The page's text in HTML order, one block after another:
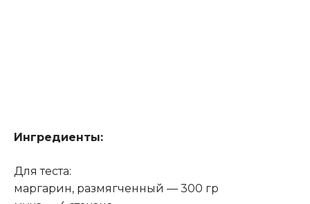
Ингредиенты:
Для теста:
маргарин, размягченный — 300 гр